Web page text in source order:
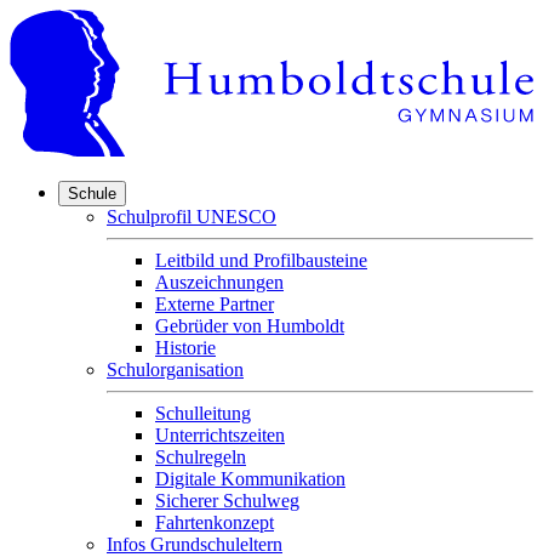
Schule
Schulprofil UNESCO
Leitbild und Profilbausteine
Auszeichnungen
Externe Partner
Gebrüder von Humboldt
Historie
Schulorganisation
Schulleitung
Unterrichtszeiten
Schulregeln
Digitale Kommunikation
Sicherer Schulweg
Fahrtenkonzept
Infos Grundschuleltern